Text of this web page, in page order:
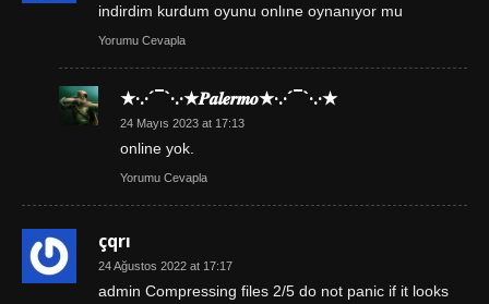
indirdim kurdum oyunu onlıne oynanıyor mu
Yorumu Cevapla
★·.·´¯`·.·★𝑷𝒂𝒍𝒆𝒓𝒎𝒐★·.·´¯`·.·★
24 Mayıs 2023 at 17:13
online yok.
Yorumu Cevapla
çqrı
24 Ağustos 2022 at 17:17
admin Compressing files 2/5 do not panic if it looks